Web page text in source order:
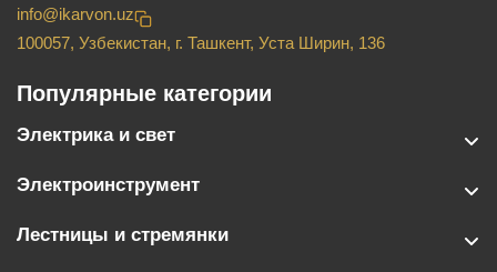
info@ikarvon.uz
100057, Узбекистан, г. Ташкент, Уста Ширин, 136
Популярные категории
Электрика и свет
Электроинструмент
Лестницы и стремянки